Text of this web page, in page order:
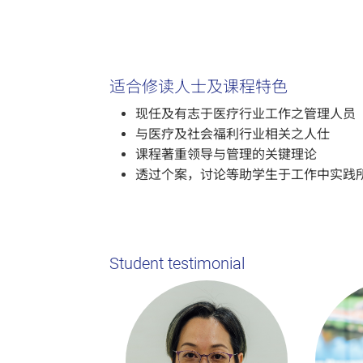
适合修读人士及课程特色
现任及有志于医疗行业工作之管理人员​
与医疗及社会福利行业相关之人仕​
课程著重领导与管理的关键理论​
透过个案，讨论等助学生于工作中实践
Student testimonial